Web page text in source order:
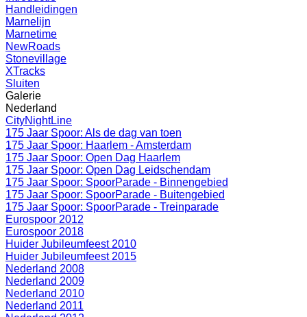
Handleidingen
Marnelijn
Marnetime
NewRoads
Stonevillage
XTracks
Sluiten
Galerie
Nederland
CityNightLine
175 Jaar Spoor: Als de dag van toen
175 Jaar Spoor: Haarlem - Amsterdam
175 Jaar Spoor: Open Dag Haarlem
175 Jaar Spoor: Open Dag Leidschendam
175 Jaar Spoor: SpoorParade - Binnengebied
175 Jaar Spoor: SpoorParade - Buitengebied
175 Jaar Spoor: SpoorParade - Treinparade
Eurospoor 2012
Eurospoor 2018
Huider Jubileumfeest 2010
Huider Jubileumfeest 2015
Nederland 2008
Nederland 2009
Nederland 2010
Nederland 2011